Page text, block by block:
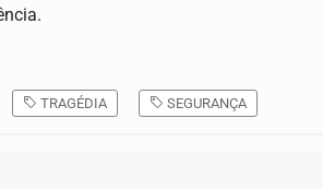
TRAGÉDIA SEGURANÇA